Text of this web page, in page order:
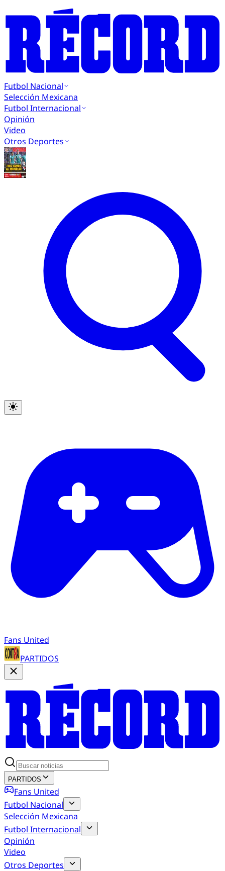
Futbol Nacional
Selección Mexicana
Futbol Internacional
Opinión
Video
Otros Deportes
Fans United
PARTIDOS
PARTIDOS
Fans United
Futbol Nacional
Selección Mexicana
Futbol Internacional
Opinión
Video
Otros Deportes